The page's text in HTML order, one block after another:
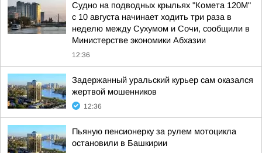
Судно на подводных крыльях "Комета 120М"
с 10 августа начинает ходить три раза в
неделю между Сухумом и Сочи, сообщили в
Министерстве экономики Абхазии
12:36
Задержанный уральский курьер сам оказался
жертвой мошенников
12:36
Пьяную пенсионерку за рулем мотоцикла
остановили в Башкирии